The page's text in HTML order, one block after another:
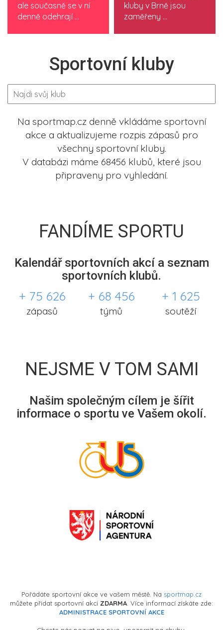
ale současně se v ní
denně odehrají ...
kluby v Brně jsou
zaměřeny ...
Sportovní kluby
Na sportmap.cz denně vkládáme sportovní
akce a aktualizujeme rozpis zápasů pro
všechny sportovní kluby.
V databázi máme 68456 klubů, které jsou
připraveny pro vyhledání.
FANDÍME SPORTU
Kalendář sportovních akcí a seznam
sportovních klubů.
+ 75 626
zápasů
+ 68 456
týmů
+ 1 625
soutěží
NEJSME V TOM SAMI
Našim společným cílem je šířit
informace o sportu ve Vašem okolí.
Pořádáte sportovní akce ve vašem městě. Na sportmap.cz
můžete přidat sportovní akci ZDARMA . Více informací získáte zde:
ADMINISTRACE SPORTOVNÍ AKCE